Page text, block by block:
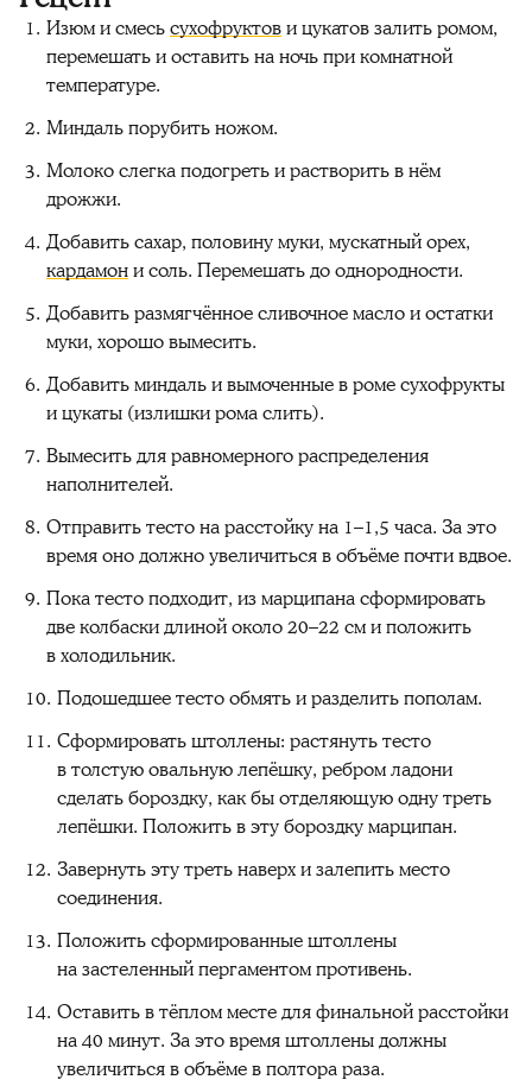
Изюм и смесьсухофруктови цукатов залить ромом,
перемешать и оставить на ночь при комнатной
температуре.
Миндаль порубить ножом.
Молоко слегка подогреть и растворить в нём
дрожжи.
Добавить сахар, половину муки, мускатный орех,
кардамони соль. Перемешать до однородности.
Добавить размягчённое сливочное масло и остатки
муки, хорошо вымесить.
Добавить миндаль и вымоченные в роме сухофрукты
и цукаты (излишки рома слить).
Вымесить для равномерного распределения
наполнителей.
Отправить тесто на расстойку на 1–1,5 часа. За это
время оно должно увеличиться в объёме почти вдвое.
Пока тесто подходит, из марципана сформировать
две колбаски длиной около 20–22 см и положить
в холодильник.
Подошедшее тесто обмять и разделить пополам.
Сформировать штоллены: растянуть тесто
в толстую овальную лепёшку, ребром ладони
сделать бороздку, как бы отделяющую одну треть
лепёшки. Положить в эту бороздку марципан.
Завернуть эту треть наверх и залепить место
соединения.
Положить сформированные штоллены
на застеленный пергаментом противень.
Оставить в тёплом месте для финальной расстойки
на 40 минут. За это время штоллены должны
увеличиться в объёме в полтора раза.